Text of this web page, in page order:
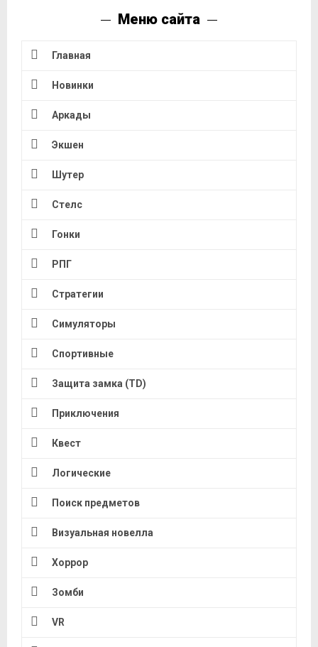
Меню сайта
Главная
Новинки
Аркады
Экшен
Шутер
Стелс
Гонки
РПГ
Стратегии
Симуляторы
Спортивные
Защита замка (TD)
Приключения
Квест
Логические
Поиск предметов
Визуальная новелла
Хоррор
Зомби
VR